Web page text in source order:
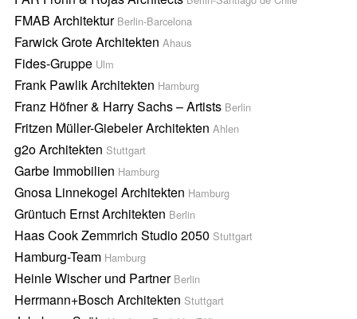
FMAB ArchitekturBerlin-Barcelona
Farwick Grote Architekten Ahaus
Fides-Gruppe Ulm
Frank Pawlik Architekten Hamburg
Franz Höfner & Harry Sachs – Artists Berlin
Fritzen Müller-Giebeler Architekten Ahlen
g2o Architekten Stuttgart
Garbe Immobilien Hamburg
Gnosa Linnekogel Architekten Hamburg
Grüntuch Ernst Architekten Berlin
Haas Cook Zemmrich Studio 2050 Stuttgart
Hamburg-Team Hamburg
Heinle Wischer und PartnerBerlin
Herrmann+Bosch Architekten Stuttgart